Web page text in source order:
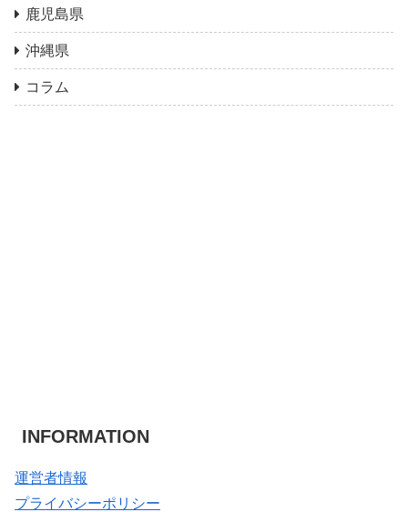
鹿児島県
沖縄県
コラム
INFORMATION
運営者情報
プライバシーポリシー